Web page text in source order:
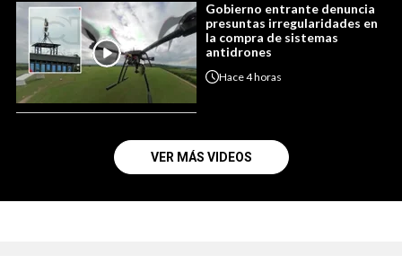
Gobierno entrante denuncia
presuntas irregularidades en
la compra de sistemas
antidrones
Hace4 horas
VER MÁS VIDEOS